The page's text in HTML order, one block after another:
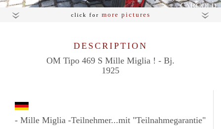
click for more pictures
DESCRIPTION
OM Tipo 469 S Mille Miglia ! - Bj.
1925
- Mille Miglia -Teilnehmer...mit "Teilnahmegarantie"